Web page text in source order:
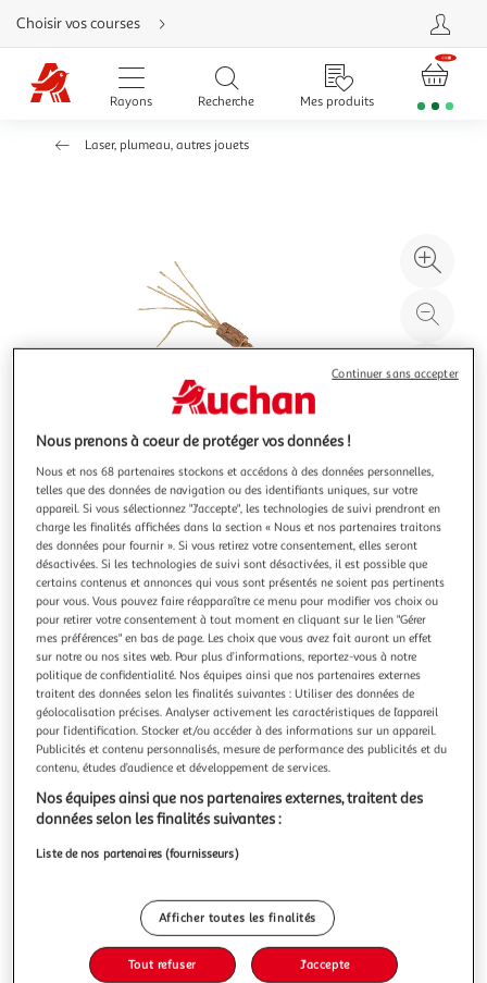
Aller
directement
au
contenu
Aller
directement
Aller
Choisir vos courses
Rayons Recherche Mes produits
Laser, plumeau, autres jouets
à
Illustration
précédente
Illustration
suivante
LOVE STORY
Jouet sucette pour chat matatabi 14cm naturel
Informations Techniques : Dimensions : L. 3,5 x l. 3,5 x H. 14
cm Matière : Bois (Matatabi), Chanvre & Cataire Spécificités
Chat sur le Bâtonnet Matières Naturelles Hygiène Bucco-
Dentaire Pour Mâcher & s'Amuser Poids : 0,014 kg Couleur :
Natur
En savoir +
Vendu par Paris Prix
Livr. ou retrait dès 3/4 jours
A partir de 7,99€
Plus d'options
Nous prenons à coeur de protéger vos données !
Nous et nos 68 partenaires stockons et accédons à des données personnelles,
telles que des données de navigation ou des identifiants uniques, sur votre
appareil. Si vous sélectionnez "J'accepte", les technologies de suivi prendront en
charge les finalités affichées dans la section « Nous et nos partenaires traitons
des données pour fournir ». Si vous retirez votre consentement, elles seront
désactivées. Si les technologies de suivi sont désactivées, il est possible que
certains contenus et annonces qui vous sont présentés ne soient pas pertinents
pour vous. Vous pouvez faire réapparaître ce menu pour modifier vos choix ou
pour retirer votre consentement à tout moment en cliquant sur le lien "Gérer
mes préférences" en bas de page. Les choix que vous avez fait auront un effet
sur notre ou nos sites web. Pour plus d’informations, reportez-vous à notre
politique de confidentialité. Nos équipes ainsi que nos partenaires externes
traitent des données selon les finalités suivantes : Utiliser des données de
géolocalisation précises. Analyser activement les caractéristiques de l’appareil
pour l’identification. Stocker et/ou accéder à des informations sur un appareil.
Publicités et contenu personnalisés, mesure de performance des publicités et du
contenu, études d’audience et développement de services.
Nos équipes ainsi que nos partenaires externes, traitent des
données selon les finalités suivantes :
Liste de nos partenaires (fournisseurs)
Afficher toutes les finalités
Tout refuser J'accepte
Continuer sans accepter